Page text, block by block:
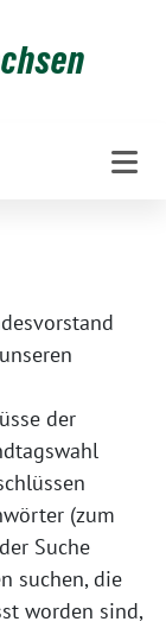
der
(zum
Suche
suchen, die
worden sind,